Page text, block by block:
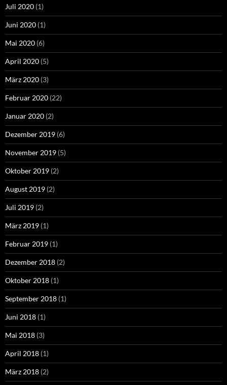
Juli 2020 (1)
Juni 2020 (1)
Mai 2020 (6)
April 2020 (5)
März 2020 (3)
Februar 2020 (22)
Januar 2020 (2)
Dezember 2019 (6)
November 2019 (5)
Oktober 2019 (2)
August 2019 (2)
Juli 2019 (2)
März 2019 (1)
Februar 2019 (1)
Dezember 2018 (2)
Oktober 2018 (1)
September 2018 (1)
Juni 2018 (1)
Mai 2018 (3)
April 2018 (1)
März 2018 (2)